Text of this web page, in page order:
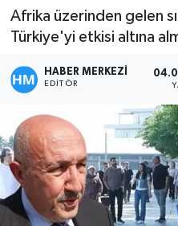
Afrika üzerinden gelen
Türkiye'yi etkisi altına
HABER MERKEZİ
EDITÖR